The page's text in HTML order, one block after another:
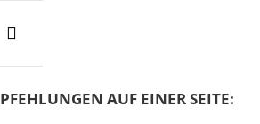
AUF EINER SEITE: